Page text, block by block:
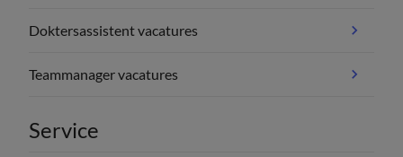
Doktersassistent vacatures
Teammanager vacatures
Service